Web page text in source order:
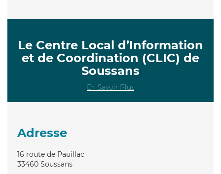
Le Centre Local d’Information
et de Coordination (CLIC) de
Soussans
En Savoir Plus
Adresse
16 route de Pauillac
33460 Soussans